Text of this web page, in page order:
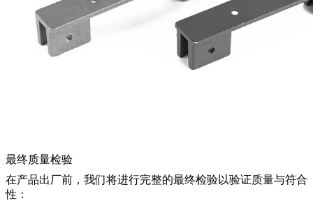
最终质量检验
在产品出厂前，我们将进行完整的最终检验以验证质量与符合
性：